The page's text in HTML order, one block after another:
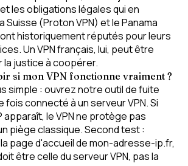
les obligations légales qui en
Suisse (Proton VPN) et le Panama
historiquement réputés pour leurs
Un VPN français, lui, peut être
la justice à coopérer.
si mon VPN fonctionne vraiment ?
simple : ouvrez notre outil de fuite
fois connecté à un serveur VPN. Si
apparaît, le VPN ne protège pas
piège classique. Second test :
page d'accueil de mon-adresse-ip.fr,
être celle du serveur VPN, pas la